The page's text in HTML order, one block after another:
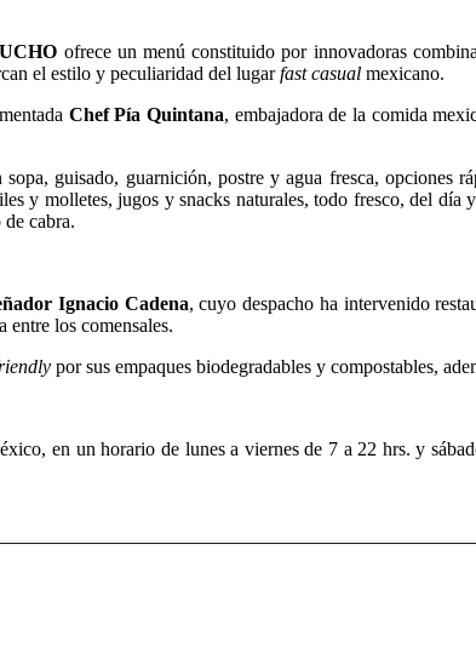
ofrece un menú constituido por innovadoras
el estilo y peculiaridad del lugarfast casual mexicano.
Chef Pía Quintana, embajadora de la comida
guisado, guarnición, postre y agua fresca, opciones
y molletes, jugos y snacks naturales, todo fresco, del día
cabra.
Ignacio Cadena, cuyo despacho ha intervenido
entre los comensales.
por sus empaques biodegradables y compostables,
en un horario de lunes a viernes de 7 a 22 hrs. y